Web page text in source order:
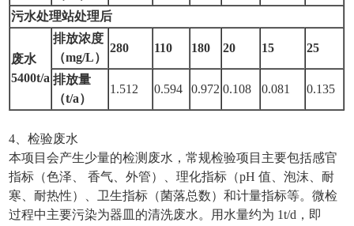
污水处理站处理后
废水
5400t/a
排放浓度
（mg/L）
280 110 180 20 15 25
排放量
（t/a）
1.512 0.594 0.972 0.108 0.081 0.135
4、检验废水
本项目会产生少量的检测废水，常规检验项目主要包括感官
指标（色泽、 香气、外管）、理化指标（pH 值、泡沫、耐
寒、耐热性）、卫生指标（菌落总数）和计量指标等。微检
过程中主要污染为器皿的清洗废水。用水量约为 1t/d，即